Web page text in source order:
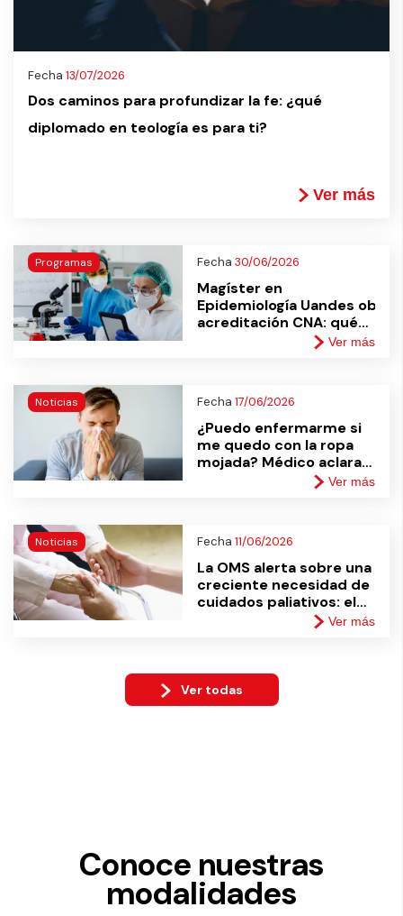
Fecha 13/07/2026
Dos caminos para profundizar la fe: ¿qué
diplomado en teología es para ti?
Ver más
Programas Fecha30/06/2026
Magíster en
Epidemiología Uandes
acreditación CNA: qué
Ver más
Noticias Fecha17/06/2026
¿Puedo enfermarme si
me quedo con la ropa
mojada? Médico aclara
este y otros mitosVer más
Noticias Fecha11/06/2026
La OMS alerta sobre una
creciente necesidad de
cuidados paliativos: el
desafío de formar más
Ver más
Ver todas
Conoce nuestras
modalidades